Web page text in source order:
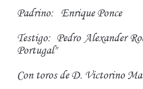
Padrino: Enrique Ponce
Testigo: Pedro Alexander
Portugal"
Con toros de D. Victorino